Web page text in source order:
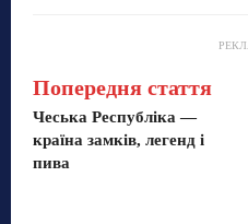
Попередня стаття
Чеська Республіка —
країна замків, легенд і
пива